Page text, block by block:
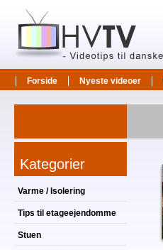
Forside Nyeste videoer
Kategorier
Varme / Isolering
Tips til etageejendomme
Stuen